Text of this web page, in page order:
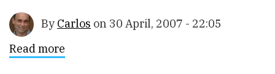
By Carlos on 30 April, 2007 - 22:05
Read more